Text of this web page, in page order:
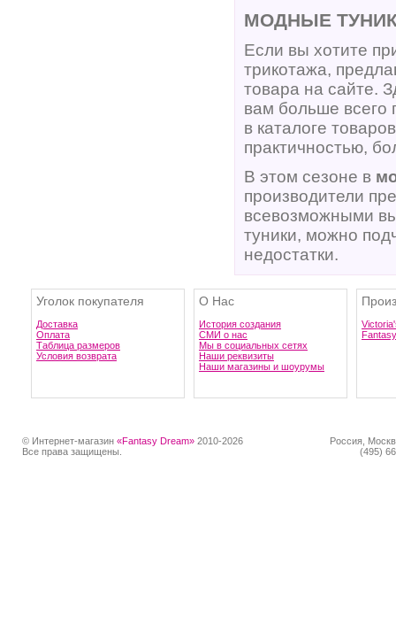
МОДНЫЕ
Если вы хотите
трикотажа,
товара на сайте.
вам больше всего
в каталоге
практичностью,
В этом сезоне в
производители
всевозможными
туники, можно
недостатки.
Уголок покупателя
Доставка
Оплата
Таблица размеров
Условия возврата
О Нас
История создания
СМИ о нас
Мы в социальных сетях
Наши реквизиты
Наши магазины и шоурумы
© Интернет-магазин «Fantasy Dream» 2010-2026
Все права защищены.
Россия,
(495)